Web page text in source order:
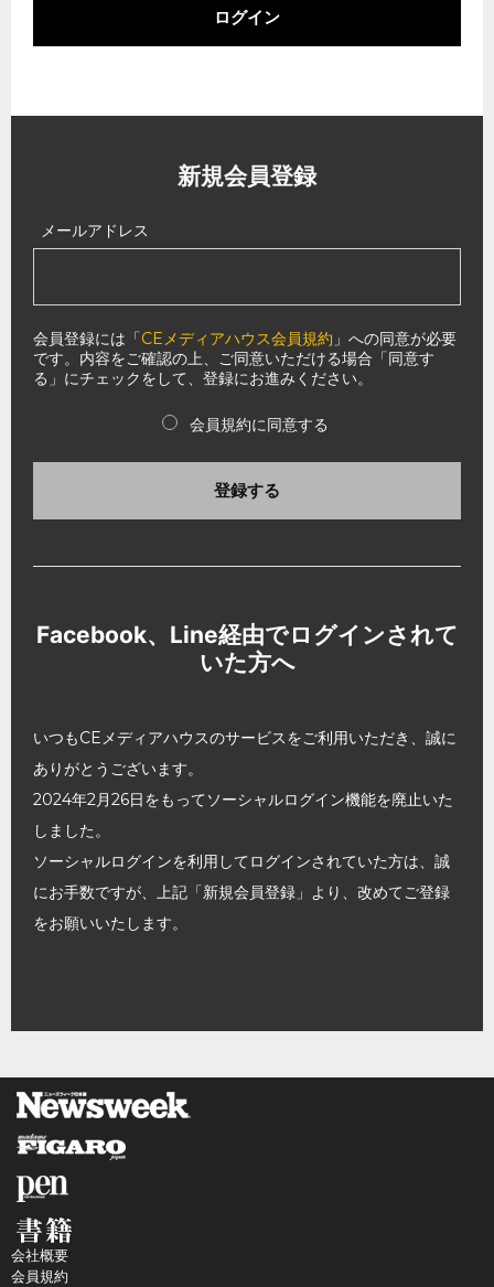
ログイン
新規会員登録
メールアドレス
会員登録には「CEメディアハウス会員規約 」への同意が必要
です。内容をご確認の上、ご同意いただける場合「同意す
る」にチェックをして、登録にお進みください。
会員規約に同意する
登録する
Facebook、Line経由でログインされて
いた方へ
いつもCEメディアハウスのサービスをご利用いただき、誠に
ありがとうございます。
2024年2月26日をもってソーシャルログイン機能を廃止いた
しました。
ソーシャルログインを利用してログインされていた方は、誠
にお手数ですが、上記「新規会員登録」より、改めてご登録
をお願いいたします。
会社概要
会員規約